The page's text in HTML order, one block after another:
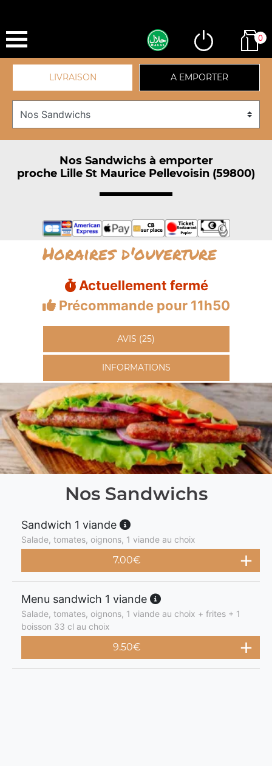
0
LIVRAISON A EMPORTER
Nos Sandwichs à emporter
proche Lille St Maurice Pellevoisin (59800)
Horaires d'ouverture
Actuellement fermé
Précommande pour 11h50
AVIS (25)
INFORMATIONS
Nos Sandwichs
Sandwich 1 viande
Salade, tomates, oignons, 1 viande au choix
7.00€
Menu sandwich 1 viande
Salade, tomates, oignons, 1 viande au choix + frites + 1
boisson 33 cl au choix
9.50€